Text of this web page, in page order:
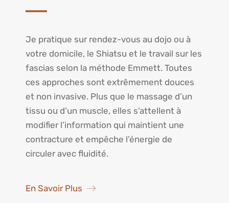
Je pratique sur rendez-vous au dojo ou à
votre domicile, le Shiatsu et le travail sur les
fascias selon la méthode Emmett. Toutes
ces approches sont extrêmement douces
et non invasive. Plus que le massage d’un
tissu ou d’un muscle, elles s’attellent à
modifier l’information qui maintient une
contracture et empêche l’énergie de
circuler avec fluidité.
En Savoir Plus